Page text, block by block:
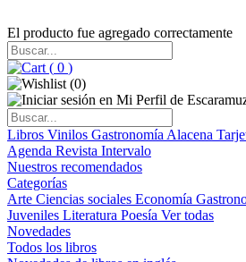
El producto fue agregado correctamente
( 0 )
(0)
Libros Vinilos Gastronomía Alacena
Agenda Revista Intervalo
Nuestros recomendados
Categorías
Arte Ciencias sociales Economía
Juveniles Literatura Poesía Ver todas
Novedades
Todos los libros